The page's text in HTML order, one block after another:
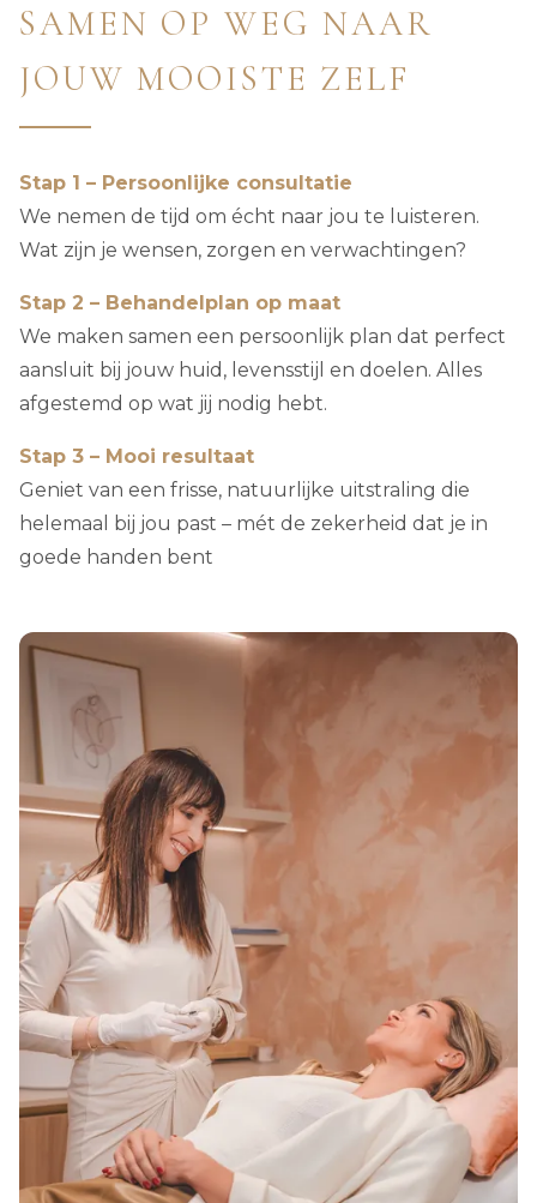
SAMEN OP WEG NAAR
JOUW MOOISTE ZELF
Stap 1 – Persoonlijke consultatie
We nemen de tijd om écht naar jou te luisteren.
Wat zijn je wensen, zorgen en verwachtingen?
Stap 2 – Behandelplan op maat
We maken samen een persoonlijk plan dat perfect
aansluit bij jouw huid, levensstijl en doelen. Alles
afgestemd op wat jij nodig hebt.
Stap 3 – Mooi resultaat
Geniet van een frisse, natuurlijke uitstraling die
helemaal bij jou past – mét de zekerheid dat je in
goede handen bent